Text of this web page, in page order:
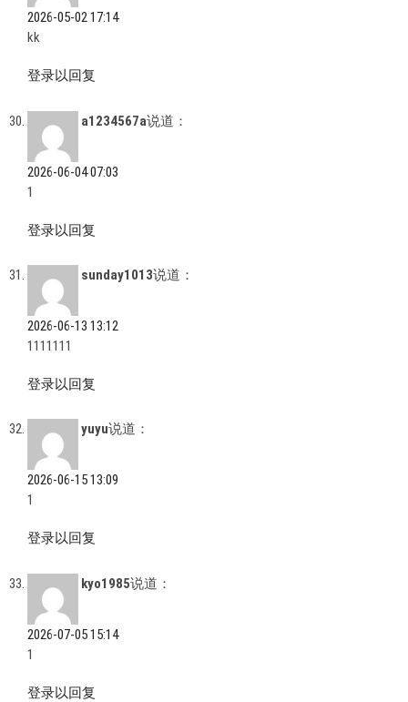
2026-05-02 17:14
kk
登录以回复
a1234567a说道：
2026-06-04 07:03
1
登录以回复
sunday1013说道：
2026-06-13 13:12
1111111
登录以回复
yuyu说道：
2026-06-15 13:09
1
登录以回复
kyo1985说道：
2026-07-05 15:14
1
登录以回复